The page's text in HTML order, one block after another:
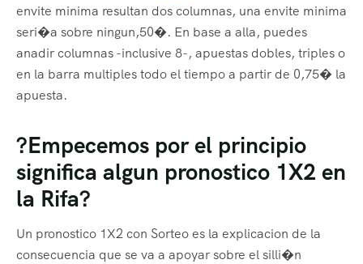
envite minima resultan dos columnas, una envite minima
seri�a sobre ningun,50�. En base a alla, puedes
anadir columnas -inclusive 8-, apuestas dobles, triples o
en la barra multiples todo el tiempo a partir de 0,75� la
apuesta.
?Empecemos por el principio
significa algun pronostico 1X2 en
la Rifa?
Un pronostico 1X2 con Sorteo es la explicacion de la
consecuencia que se va a apoyar sobre el silli�n